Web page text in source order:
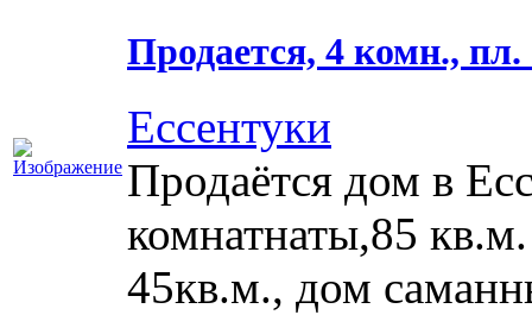
Продается, 4 комн.,
Ессентуки
Продаётся дом в
комнатнаты,85
45кв.м., дом